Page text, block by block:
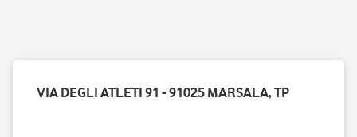
VIA DEGLI ATLETI 91 - 91025 MARSALA, TP